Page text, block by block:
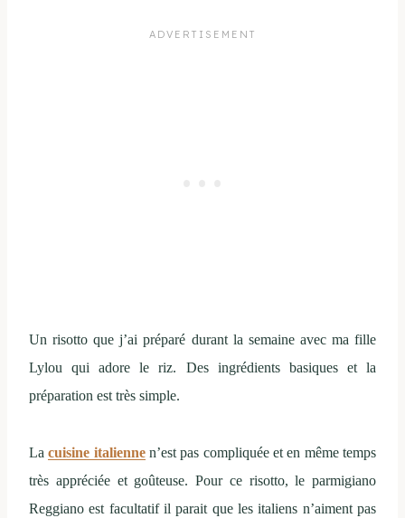
Un risotto que j’ai préparé durant la semaine avec ma fille
Lylou qui adore le riz. Des ingrédients basiques et la
préparation est très simple.
Lacuisine italiennen’est pas compliquée et en même temps
très appréciée et goûteuse. Pour ce risotto, le parmigiano
Reggiano est facultatif il parait que les italiens n’aiment pas